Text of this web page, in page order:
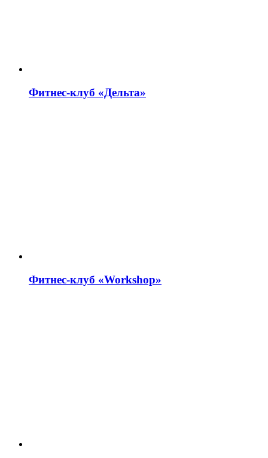
Фитнес-клуб «Дельта»
Фитнес-клуб «Workshop»